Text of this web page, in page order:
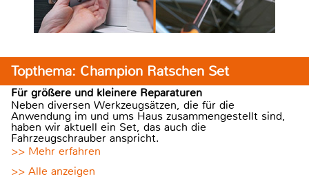
Topthema: Champion Ratschen Set
Für größere und kleinere Reparaturen
Neben diversen Werkzeugsätzen, die für die
Anwendung im und ums Haus zusammengestellt sind,
haben wir aktuell ein Set, das auch die
Fahrzeugschrauber anspricht.
>> Mehr erfahren
>> Alle anzeigen